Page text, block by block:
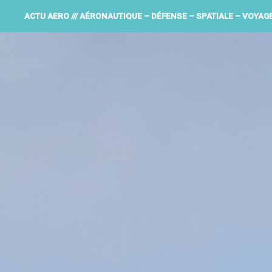
ACTU AERO /// AÉRONAUTIQUE – DÉFENSE – SPATIALE –